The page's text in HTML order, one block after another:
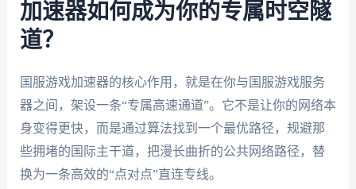
加速器如何成为你的专属时空隧
道？
国服游戏加速器的核心作用，就是在你与国服游戏服务
器之间，架设一条“专属高速通道”。它不是让你的网络本
身变得更快，而是通过算法找到一个最优路径，规避那
些拥堵的国际主干道，把漫长曲折的公共网络路径，替
换为一条高效的“点对点”直连专线。